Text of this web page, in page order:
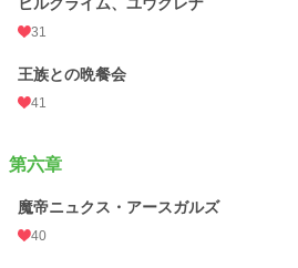
31
王族との晩餐会
41
第六章
魔帝ニュクス・アースガルズ
40